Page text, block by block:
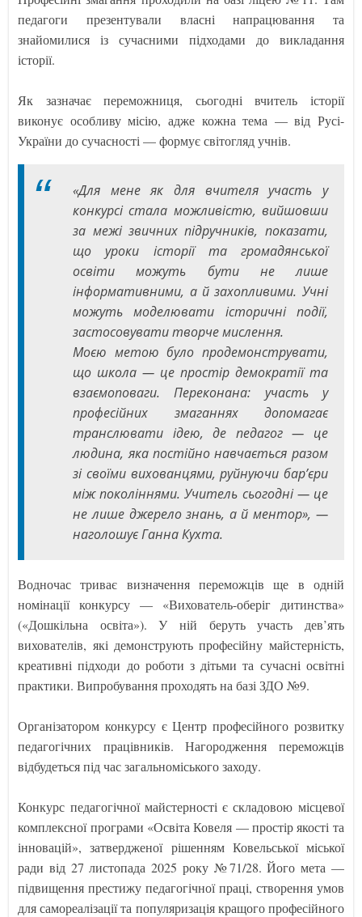
педагоги презентували власні напрацювання та
знайомилися із сучасними підходами до викладання
історії.
Як зазначає переможниця, сьогодні вчитель історії
виконує особливу місію, адже кожна тема — від Русі-
України до сучасності — формує світогляд учнів.
«Для мене як для вчителя участь у
конкурсі стала можливістю, вийшовши
за межі звичних підручників, показати,
що уроки історії та громадянської
освіти можуть бути не лише
інформативними, а й захопливими. Учні
можуть моделювати історичні події,
застосовувати творче мислення.
Моєю метою було продемонструвати,
що школа — це простір демократії та
взаємоповаги. Переконана: участь у
професійних змаганнях допомагає
транслювати ідею, де педагог — це
людина, яка постійно навчається разом
зі своїми вихованцями, руйнуючи бар’єри
між поколіннями. Учитель сьогодні — це
не лише джерело знань, а й ментор», —
наголошує Ганна Кухта.
Водночас триває визначення переможців ще в одній
номінації конкурсу — «Вихователь-оберіг дитинства»
(«Дошкільна освіта»). У ній беруть участь дев’ять
вихователів, які демонструють професійну майстерність,
креативні підходи до роботи з дітьми та сучасні освітні
практики. Випробування проходять на базі ЗДО №9.
Організатором конкурсу є Центр професійного розвитку
педагогічних працівників. Нагородження переможців
відбудеться під час загальноміського заходу.
Конкурс педагогічної майстерності є складовою місцевої
комплексної програми «Освіта Ковеля — простір якості та
інновацій», затвердженої рішенням Ковельської міської
ради від 27 листопада 2025 року №71/28. Його мета —
підвищення престижу педагогічної праці, створення умов
для самореалізації та популяризація кращого професійного